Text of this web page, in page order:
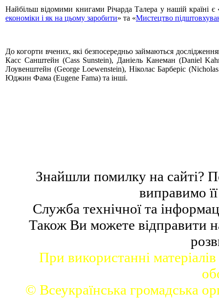
Найбільш відомими книгами Річарда Талера у нашій країні є
економіки і як на цьому заробити» та «Мистецтво
До когорти вчених, які безпосередньо займаються
Касс Санштейн (Cass Sunstein), Даніель Канеман (Daniel
Лоувенштейн (George Loewenstein), Ніколас Барберіс
Юджин Фама (Eugene Fama) та інші.
Знайшли помилку на сайті?
виправимо
Cлужба технічної та
Також Ви можете відправити
При використанні
© Всеукраїнська громадська